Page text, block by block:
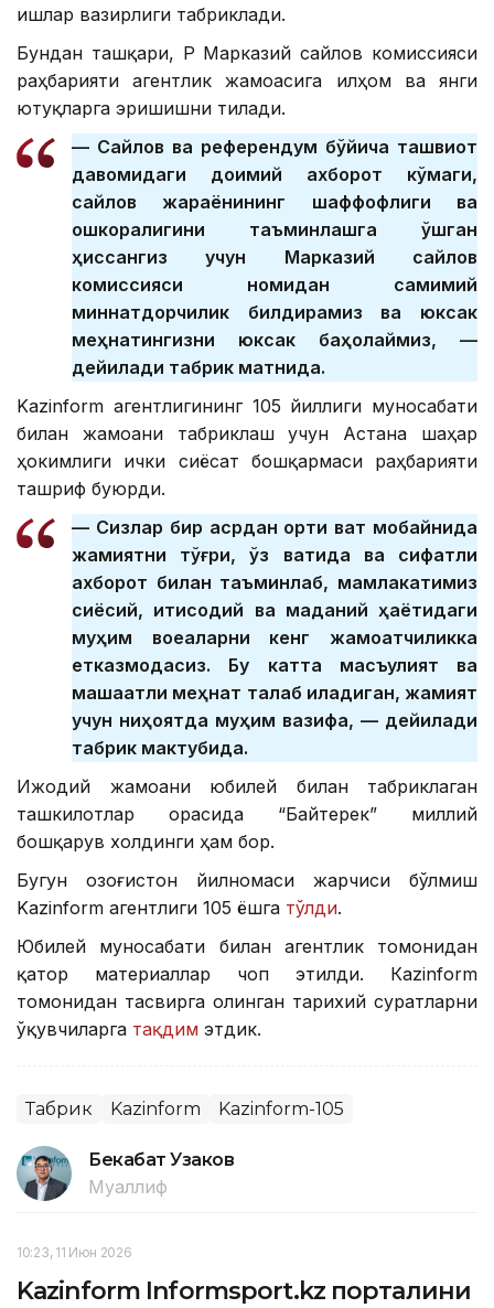
ишлар вазирлиги табриклади.
Бундан ташқари, ҚР Марказий сайлов комиссияси
раҳбарияти агентлик жамоасига илҳом ва янги
ютуқларга эришишни тилади.
— Сайлов ва референдум бўйича ташвиқот
давомидаги доимий ахборот кўмаги,
сайлов жараёнининг шаффофлиги ва
ошкоралигини таъминлашга қўшган
ҳиссангиз учун Марказий сайлов
комиссияси номидан самимий
миннатдорчилик билдирамиз ва юксак
меҳнатингизни юксак баҳолаймиз, —
дейилади табрик матнида.
Kazinform агентлигининг 105 йиллиги муносабати
билан жамоани табриклаш учун Астана шаҳар
ҳокимлиги ички сиёсат бошқармаси раҳбарияти
ташриф буюрди.
— Сизлар бир асрдан ортиқ вақт мобайнида
жамиятни тўғри, ўз вақтида ва сифатли
ахборот билан таъминлаб, мамлакатимиз
сиёсий, иқтисодий ва маданий ҳаётидаги
муҳим воқеаларни кенг жамоатчиликка
етказмоқдасиз. Бу катта масъулият ва
машаққатли меҳнат талаб қиладиган, жамият
учун ниҳоятда муҳим вазифа, — дейилади
табрик мактубида.
Ижодий жамоани юбилей билан табриклаган
ташкилотлар орасида “Байтерек” миллий
бошқарув холдинги ҳам бор.
Бугун Қозоғистон йилномаси жарчиси бўлмиш
Kazinform агентлиги 105 ёшга тўлди.
Юбилей муносабати билан агентлик томонидан
қатор материаллар чоп этилди. Кazinform
томонидан тасвирга олинган тарихий суратларни
ўқувчиларга тақдим этдик.
Табрик Kazinform Kazinform-105
Бекабат Узаков
Муаллиф
10:23, 11 Июн 2026
Kazinform Informsport.kz порталини